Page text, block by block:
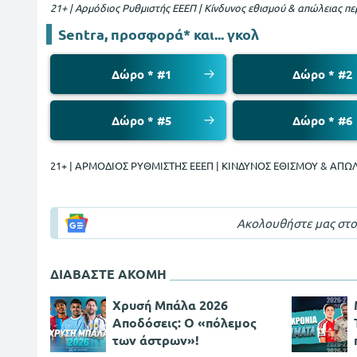
21+ | Αρμόδιος Ρυθμιστής ΕΕΕΠ | Κίνδυνος εθισμού & απώλειας
Sentra, προσφορά* και... γκολ
Δώρο * #1 Δώρο * #2
Δώρο * #5 Δώρο * #6
21+ | ΑΡΜΟΔΙΟΣ ΡΥΘΜΙΣΤΗΣ ΕΕΕΠ | ΚΙΝΔΥΝΟΣ ΕΘΙΣΜΟΥ &
Ακολουθήστε μας
ΔΙΑΒΑΣΤΕ ΑΚΟΜΗ
Χρυσή Μπάλα 2026
Αποδόσεις: Ο «πόλεμος
των άστρων»!